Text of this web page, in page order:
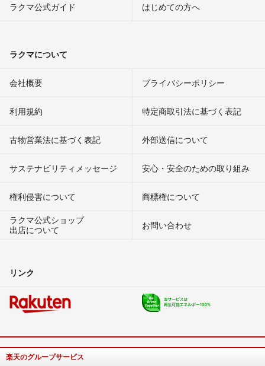
ラクマ公式ガイド はじめての方へ
ラクマについて
会社概要 プライバシーポリシー
利用規約 特定商取引法に基づく表記
古物営業法に基づく表記 外部送信について
サステナビリティメッセージ 安心・安全のための取り組み
権利侵害について
商標権について
ラクマ公式ショップ
出店について
お問い合わせ
リンク
楽天のグループサービス